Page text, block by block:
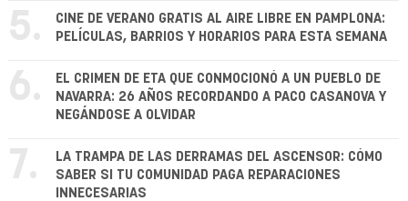
5.
CINE DE VERANO GRATIS AL AIRE LIBRE EN PAMPLONA:
PELÍCULAS, BARRIOS Y HORARIOS PARA ESTA SEMANA
6.
EL CRIMEN DE ETA QUE CONMOCIONÓ A UN PUEBLO DE
NAVARRA: 26 AÑOS RECORDANDO A PACO CASANOVA Y
NEGÁNDOSE A OLVIDAR
7.
LA TRAMPA DE LAS DERRAMAS DEL ASCENSOR: CÓMO
SABER SI TU COMUNIDAD PAGA REPARACIONES
INNECESARIAS